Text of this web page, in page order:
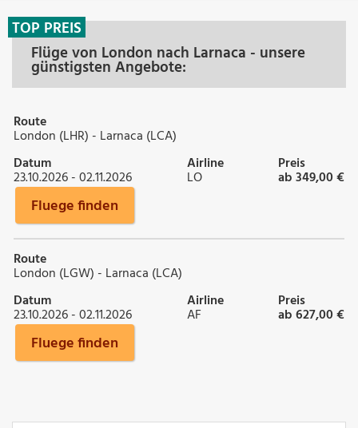
Flüge von London nach Larnaca - unsere
günstigsten Angebote:
TOP PREIS
Route
London (LHR) - Larnaca (LCA)
Datum
23.10.2026 - 02.11.2026
Airline
LO
Preis
ab 349,00 €
Fluege finden
Route
London (LGW) - Larnaca (LCA)
Datum
23.10.2026 - 02.11.2026
Airline
AF
Preis
ab 627,00 €
Fluege finden